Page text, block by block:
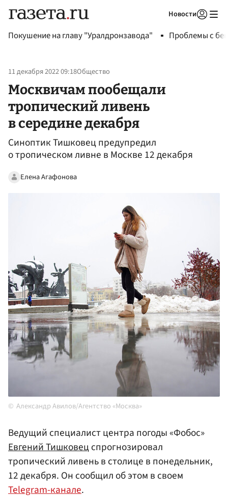
Новости
Покушение на главу "Уралдронзавода" Проблемы с
11 декабря 2022 09:18Общество
Москвичам пообещали
тропический ливень
в середине декабря
Синоптик Тишковец предупредил
о тропическом ливне в Москве 12 декабря
Елена Агафонова
Александр Авилов/Агентство «Москва»
Ведущий специалист центра погоды «Фобос»
Евгений Тишковецспрогнозировал
тропический ливень в столице в понедельник,
12 декабря. Он сообщил об этом в своем
Telegram-канале.